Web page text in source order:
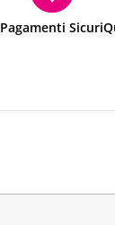
Pagamenti Sicuri